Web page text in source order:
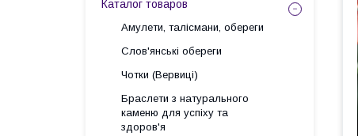
Каталог товаров
Амулети, талісмани, обереги
Слов'янські обереги
Чотки (Вервиці)
Браслети з натурального
каменю для успіху та
здоров'я